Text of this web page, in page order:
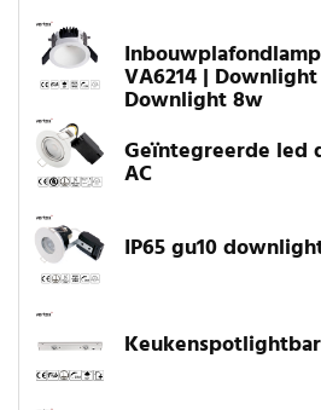
VA6214 |
Downlight 8w
Geïntegreerde led
AC
IP65 gu10